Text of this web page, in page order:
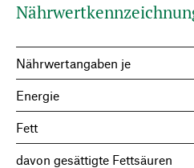
Nährwertangaben je
Energie
Fett
davon gesättigte Fettsäuren